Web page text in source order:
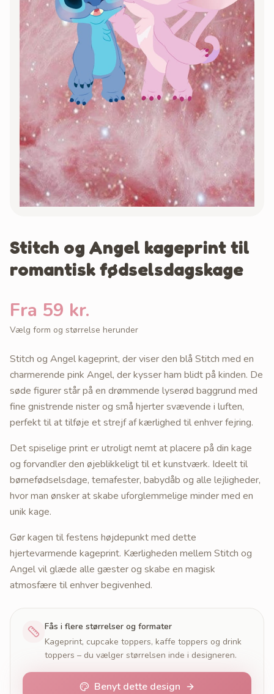
Stitch og Angel kageprint til
romantisk fødselsdagskage
Fra 59 kr.
Vælg form og størrelse herunder
Stitch og Angel kageprint, der viser den blå Stitch med en
charmerende pink Angel, der kysser ham blidt på kinden. De
søde figurer står på en drømmende lyserød baggrund med
fine gnistrende nister og små hjerter svævende i luften,
perfekt til at tilføje et strejf af kærlighed til enhver fejring.
Det spiselige print er utroligt nemt at placere på din kage
og forvandler den øjeblikkeligt til et kunstværk. Ideelt til
børnefødselsdage, temafester, babydåb og alle lejligheder,
hvor man ønsker at skabe uforglemmelige minder med en
unik kage.
Gør kagen til festens højdepunkt med dette
hjertevarmende kageprint. Kærligheden mellem Stitch og
Angel vil glæde alle gæster og skabe en magisk
atmosfære til enhver begivenhed.
Fås i flere størrelser og formater
Kageprint, cupcake toppers, kaffe toppers og drink
toppers – du vælger størrelsen inde i designeren.
Benyt dette design